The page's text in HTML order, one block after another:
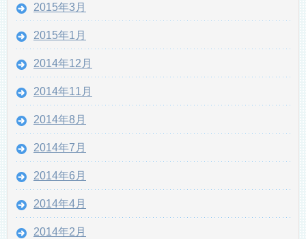
2015年3月
2015年1月
2014年12月
2014年11月
2014年8月
2014年7月
2014年6月
2014年4月
2014年2月